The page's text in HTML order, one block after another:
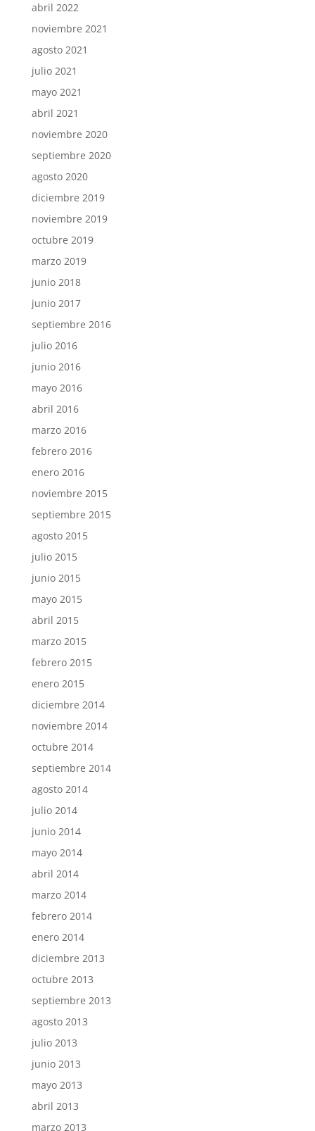
abril 2022
noviembre 2021
agosto 2021
julio 2021
mayo 2021
abril 2021
noviembre 2020
septiembre 2020
agosto 2020
diciembre 2019
noviembre 2019
octubre 2019
marzo 2019
junio 2018
junio 2017
septiembre 2016
julio 2016
junio 2016
mayo 2016
abril 2016
marzo 2016
febrero 2016
enero 2016
noviembre 2015
septiembre 2015
agosto 2015
julio 2015
junio 2015
mayo 2015
abril 2015
marzo 2015
febrero 2015
enero 2015
diciembre 2014
noviembre 2014
octubre 2014
septiembre 2014
agosto 2014
julio 2014
junio 2014
mayo 2014
abril 2014
marzo 2014
febrero 2014
enero 2014
diciembre 2013
octubre 2013
septiembre 2013
agosto 2013
julio 2013
junio 2013
mayo 2013
abril 2013
marzo 2013